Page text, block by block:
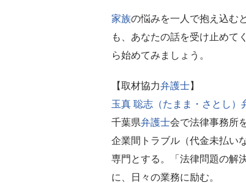
家族の悩みを一人で抱え込む
も、あなたの話を受け止めて
ら始めてみましょう。
【取材協力弁護士】
玉真 聡志（たまま・さとし）
千葉県弁護士会で法律事務所
企業間トラブル（代金未払い
専門とする。「法律問題の解
に、日々の業務に励む。